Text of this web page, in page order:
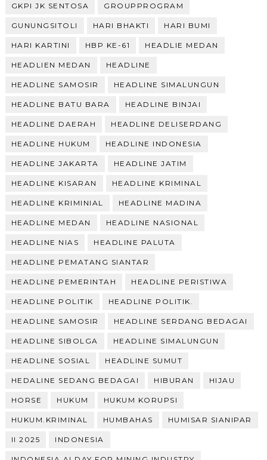
GKPI JK SENTOSA GROUPPROGRAM
GUNUNGSITOLI HARI BHAKTI HARI BUMI
HARI KARTINI HBP KE-61 HEADLIE MEDAN
HEADLIEN MEDAN HEADLINE
HEADLINE SAMOSIR HEADLINE SIMALUNGUN
HEADLINE BATU BARA HEADLINE BINJAI
HEADLINE DAERAH HEADLINE DELISERDANG
HEADLINE HUKUM HEADLINE INDONESIA
HEADLINE JAKARTA HEADLINE JATIM
HEADLINE KISARAN HEADLINE KRIMINAL
HEADLINE KRIMINIAL HEADLINE MADINA
HEADLINE MEDAN HEADLINE NASIONAL
HEADLINE NIAS HEADLINE PALUTA
HEADLINE PEMATANG SIANTAR
HEADLINE PEMERINTAH HEADLINE PERISTIWA
HEADLINE POLITIK HEADLINE POLITIK.
HEADLINE SAMOSIR HEADLINE SERDANG BEDAGAI
HEADLINE SIBOLGA HEADLINE SIMALUNGUN
HEADLINE SOSIAL HEADLINE SUMUT
HEDALINE SEDANG BEDAGAI HIBURAN HIJAU
HORSE HUKUM HUKUM KORUPSI
HUKUM.KRIMINAL HUMBAHAS HUMISAR SIANIPAR
II 2025 INDONESIA